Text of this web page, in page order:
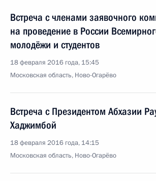
Встреча с членами заявочного
на проведение в России
молодёжи и студентов
18 февраля 2016 года, 15:45
Московская область, Ново-Огарёво
Встреча с Президентом Абхазии
Хаджимбой
18 февраля 2016 года, 14:15
Московская область, Ново-Огарёво